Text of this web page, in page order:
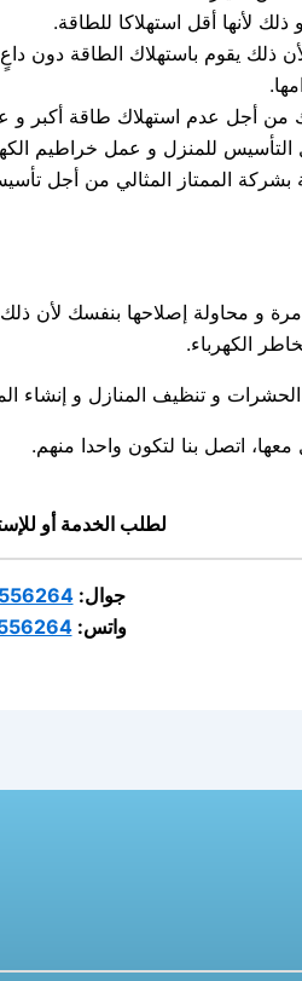
لأنها أقل استهلاكا للطاقة.
ذلك يقوم باستهلاك الطاقة دون
عدم استهلاك طاقة أكبر و عدم
للمنزل و عمل خراطيم
بشركة الممتاز المثالي من أجل
و محاولة إصلاحها بنفسك
الكهرباء.
و تنظيف المنازل و إنشاء
اتصل بنا لتكون واحدا منهم.
لطلب الخدمة أو
جوال:
واتس: